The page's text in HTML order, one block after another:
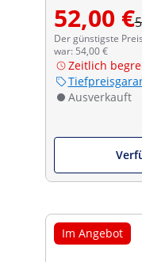
52,00 €
Der günstigste
war: 54,00 €
Zeitlich
Ausverkauft
Im Angebot